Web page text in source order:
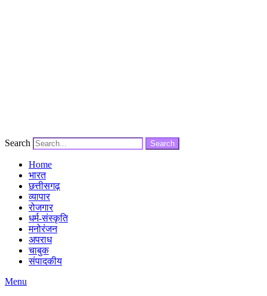
Search Search
Home
भारत
छत्तीसगढ़
व्यापार
रोजगार
धर्म-संस्कृति
मनोरंजन
अपराध
चाबुक
संपादकीय
Menu